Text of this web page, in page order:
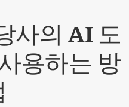
사의 AI 도
용하는 방